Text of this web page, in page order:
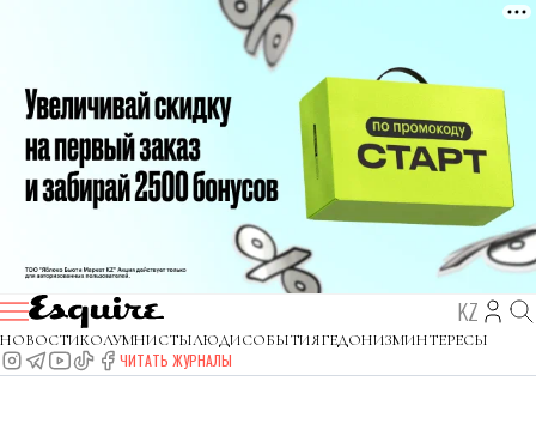
KZ
НОВОСТИКОЛУМНИСТЫЛЮДИСОБЫТИЯГЕДОНИЗМИНТЕРЕСЫ
ЧИТАТЬ ЖУРНАЛЫ